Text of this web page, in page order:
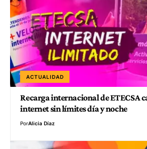
ACTUALIDAD
Recarga internacional de ETECSA
internet sin límites día y noche
PorAlicia Díaz